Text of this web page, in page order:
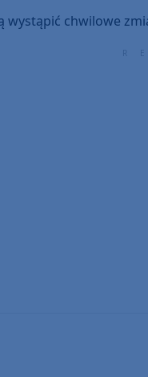
wystąpić chwilowe